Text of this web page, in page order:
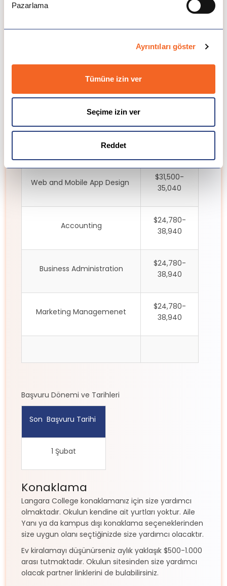
Pazarlama
Ayrıntıları göster
Tümüne izin ver
Seçime izin ver
Reddet
$18,762.00
Psychology
Web and Mobile App Design
$31,500-
35,040
Accounting
$24,780-
38,940
Business Administration
$24,780-
38,940
Marketing Managemenet
$24,780-
38,940
Başvuru Dönemi ve Tarihleri
Son Başvuru Tarihi
1 Şubat
Konaklama
Langara College konaklamanız için size yardımcı
olmaktadır. Okulun kendine ait yurtları yoktur. Aile
Yanı ya da kampus dışı konaklama seçeneklerinden
size uygun olanı seçtiğinizde size yardımcı olacaktır.
Ev kiralamayı düşünürseniz aylık yaklaşık $500-1.000
arası tutmaktadır. Okulun sitesinden size yardımcı
olacak partner linklerini de bulabilirsiniz.